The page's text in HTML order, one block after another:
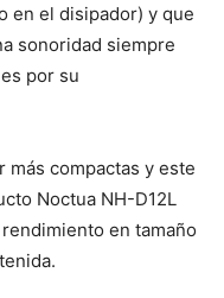
en el disipador) y que
sonoridad siempre
por su
más compactas y este
Noctua NH-D12L
en tamaño